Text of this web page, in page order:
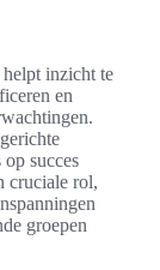
inzicht te
en
succes
cruciale rol,
groepen